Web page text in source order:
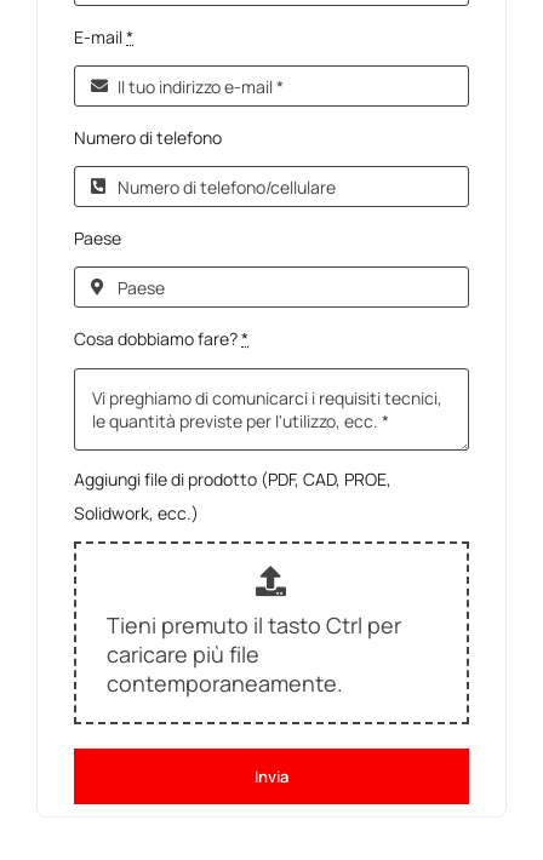
E-mail*
Numero di telefono
Paese
Cosa dobbiamo fare?*
Aggiungi file di prodotto (PDF, CAD, PROE,
Solidwork, ecc.)
Tieni premuto il tasto Ctrl per
caricare più file
contemporaneamente.
Invia